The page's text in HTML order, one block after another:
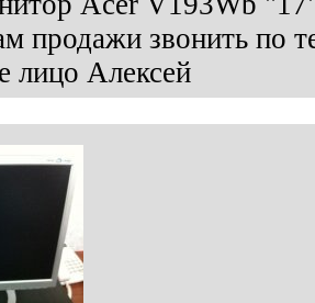
продажи звонить по
лицо Алексей